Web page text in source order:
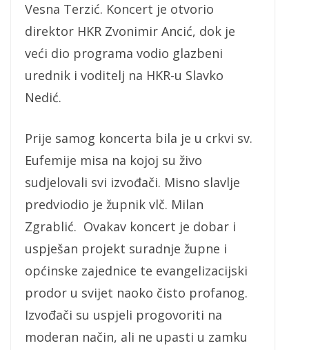
Vesna Terzić. Koncert je otvorio
direktor HKR Zvonimir Ancić, dok je
veći dio programa vodio glazbeni
urednik i voditelj na HKR-u Slavko
Nedić.
Prije samog koncerta bila je u crkvi sv.
Eufemije misa na kojoj su živo
sudjelovali svi izvođači. Misno slavlje
predviodio je župnik vlč. Milan
Zgrablić. Ovakav koncert je dobar i
uspješan projekt suradnje župne i
općinske zajednice te evangelizacijski
prodor u svijet naoko čisto profanog.
Izvođači su uspjeli progovoriti na
moderan način, ali ne upasti u zamku